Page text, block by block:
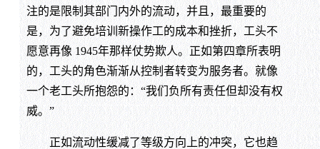
注的是限制其部门内外的流动，并且，最重要的
是，为了避免培训新操作工的成本和挫折，工头不
愿意再像 1945年那样仗势欺人。正如第四章所表明
的，工头的角色渐渐从控制者转变为服务者。就像
一个老工头所抱怨的：“我们负所有责任但却没有权
威。”
正如流动性缓减了等级方向上的冲突，它也趋